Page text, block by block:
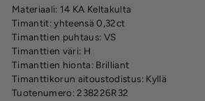
Materiaali: 14 KA Keltakulta
Timantit: yhteensä 0,32ct
Timanttien puhtaus: VS
Timanttien väri: H
Timanttien hionta: Brilliant
Timanttikorun aitoustodistus: Kyllä
Tuotenumero: 238226R32